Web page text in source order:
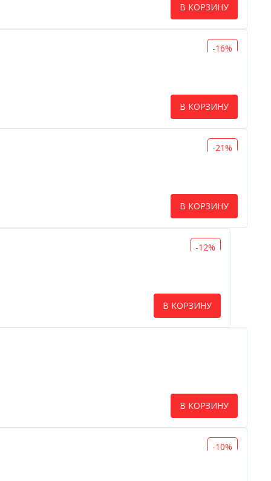
В КОРЗИНУ
-16%
В КОРЗИНУ
-21%
В КОРЗИНУ
-12%
В КОРЗИНУ
В КОРЗИНУ
-10%